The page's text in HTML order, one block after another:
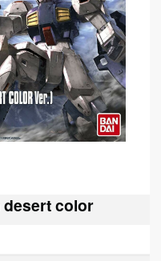
desert color